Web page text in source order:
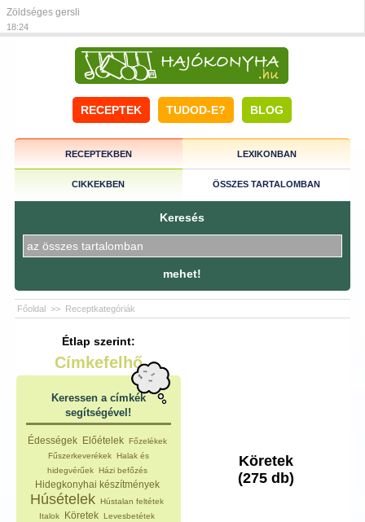
Zöldséges gersli
18:24
RECEPTEK TUDOD-E? BLOG
RECEPTEKBEN LEXIKONBAN
CIKKEKBEN ÖSSZES TARTALOMBAN
Keresés
mehet!
Főoldal >> Receptkategóriák
Étlap szerint:
Címkefelhő
Keressen a címkék
segítségével!
Édességek Előételek Főzelékek
Fűszerkeverékek Halak és
hidegvérűek Házi befőzés
Hidegkonyhai készítmények
Húsételek Hústalan feltétek
Italok
Köretek Levesbetétek
Köretek
(275 db)